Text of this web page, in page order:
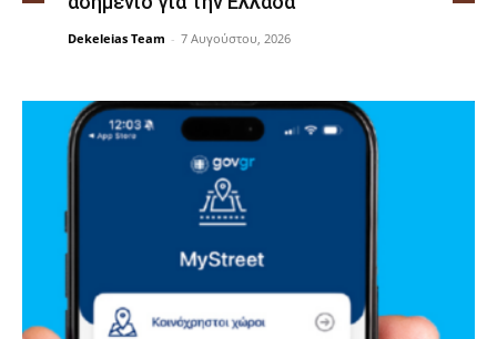
Dekeleias Team - 7 Αυγούστου, 2026